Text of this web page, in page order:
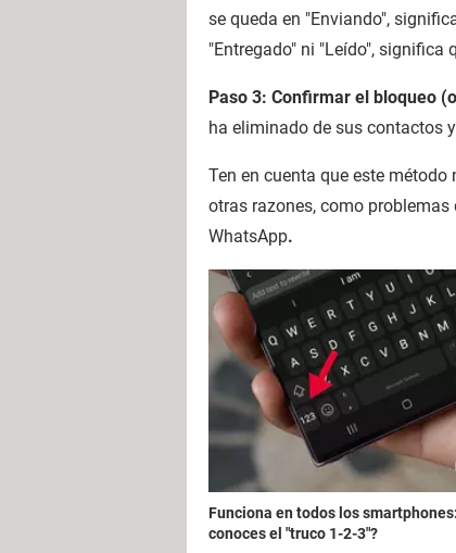
se queda en "Enviando",
"Entregado" ni "Leído", significa
Paso 3: Confirmar el bloqueo
ha eliminado de sus contactos
Ten en cuenta que este método
otras razones, como problemas
WhatsApp.
Funciona en todos los
conoces el "truco 1-2-3"?